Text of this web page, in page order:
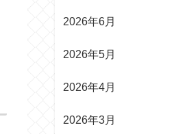
2026年6月
2026年5月
2026年4月
2026年3月